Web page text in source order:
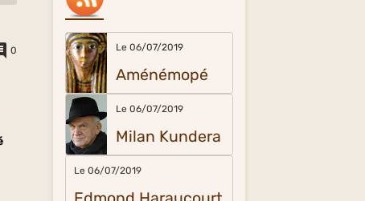
0 Le 06/07/2019
Aménémopé
Le 06/07/2019
Milan Kundera
Le 06/07/2019